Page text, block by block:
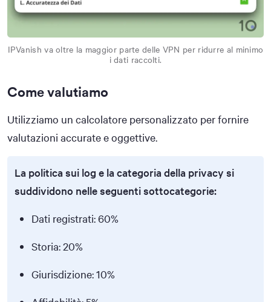
IPVanish va oltre la maggior parte delle VPN per ridurre al minimo
i dati raccolti.
Come valutiamo
Utilizziamo un calcolatore personalizzato per fornire
valutazioni accurate e oggettive.
La politica sui log e la categoria della privacy si
suddividono nelle seguenti sottocategorie:
Dati registrati: 60%
Storia: 20%
Giurisdizione: 10%